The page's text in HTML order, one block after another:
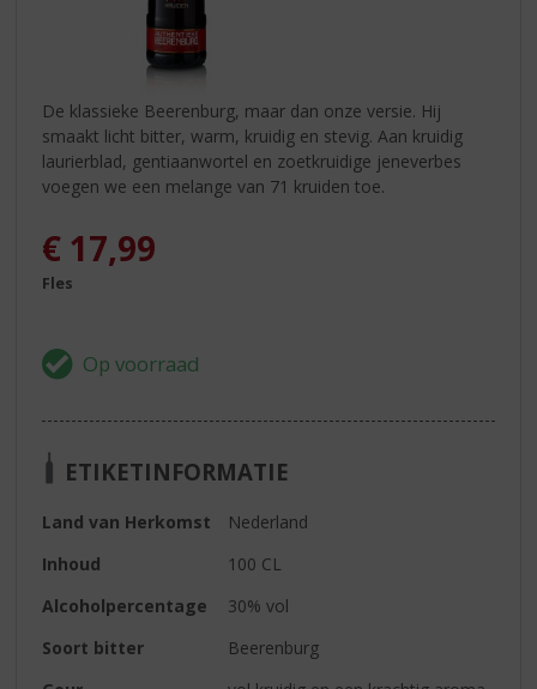
De klassieke Beerenburg, maar dan onze versie. Hij
smaakt licht bitter, warm, kruidig en stevig. Aan kruidig
laurierblad, gentiaanwortel en zoetkruidige jeneverbes
voegen we een melange van 71 kruiden toe.
€ 17,99
Fles
ETIKETINFORMATIE
Land van Herkomst
Nederland
Inhoud
100 CL
Alcoholpercentage
30% vol
Soort bitter
Beerenburg